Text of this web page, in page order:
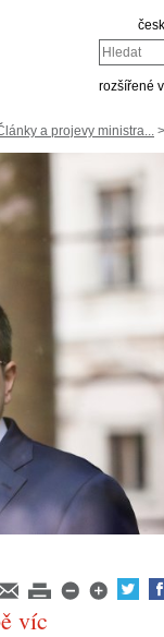
Hledat
rozšířené
a projevy ministra...
víc